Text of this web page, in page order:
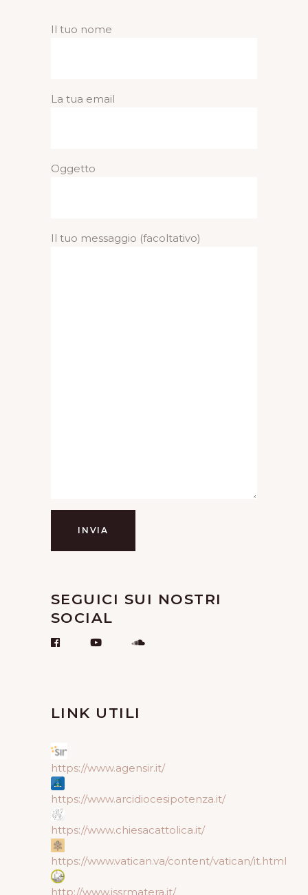
Il tuo nome
La tua email
Oggetto
Il tuo messaggio (facoltativo)
INVIA
SEGUICI SUI NOSTRI
SOCIAL
LINK UTILI
https://www.agensir.it/
https://www.arcidiocesipotenza.it/
https://www.chiesacattolica.it/
https://www.vatican.va/content/vatican/it.html
http://www.issrmatera.it/